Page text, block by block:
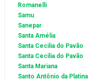
Romanelli
Samu
Sanepar
Santa Amélia
Santa Cecilia do Pavão
Santa Cecília do Pavão
Santa Mariana
Santo Antônio da Platina